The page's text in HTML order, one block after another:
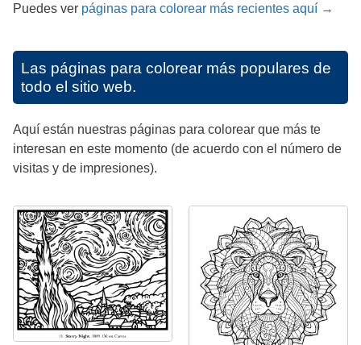
Puedes ver páginas para colorear más recientes aquí →
Las páginas para colorear más populares de
todo el sitio web.
Aquí están nuestras páginas para colorear que más te
interesan en este momento (de acuerdo con el número de
visitas y de impresiones).